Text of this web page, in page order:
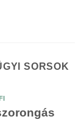
SORSOK